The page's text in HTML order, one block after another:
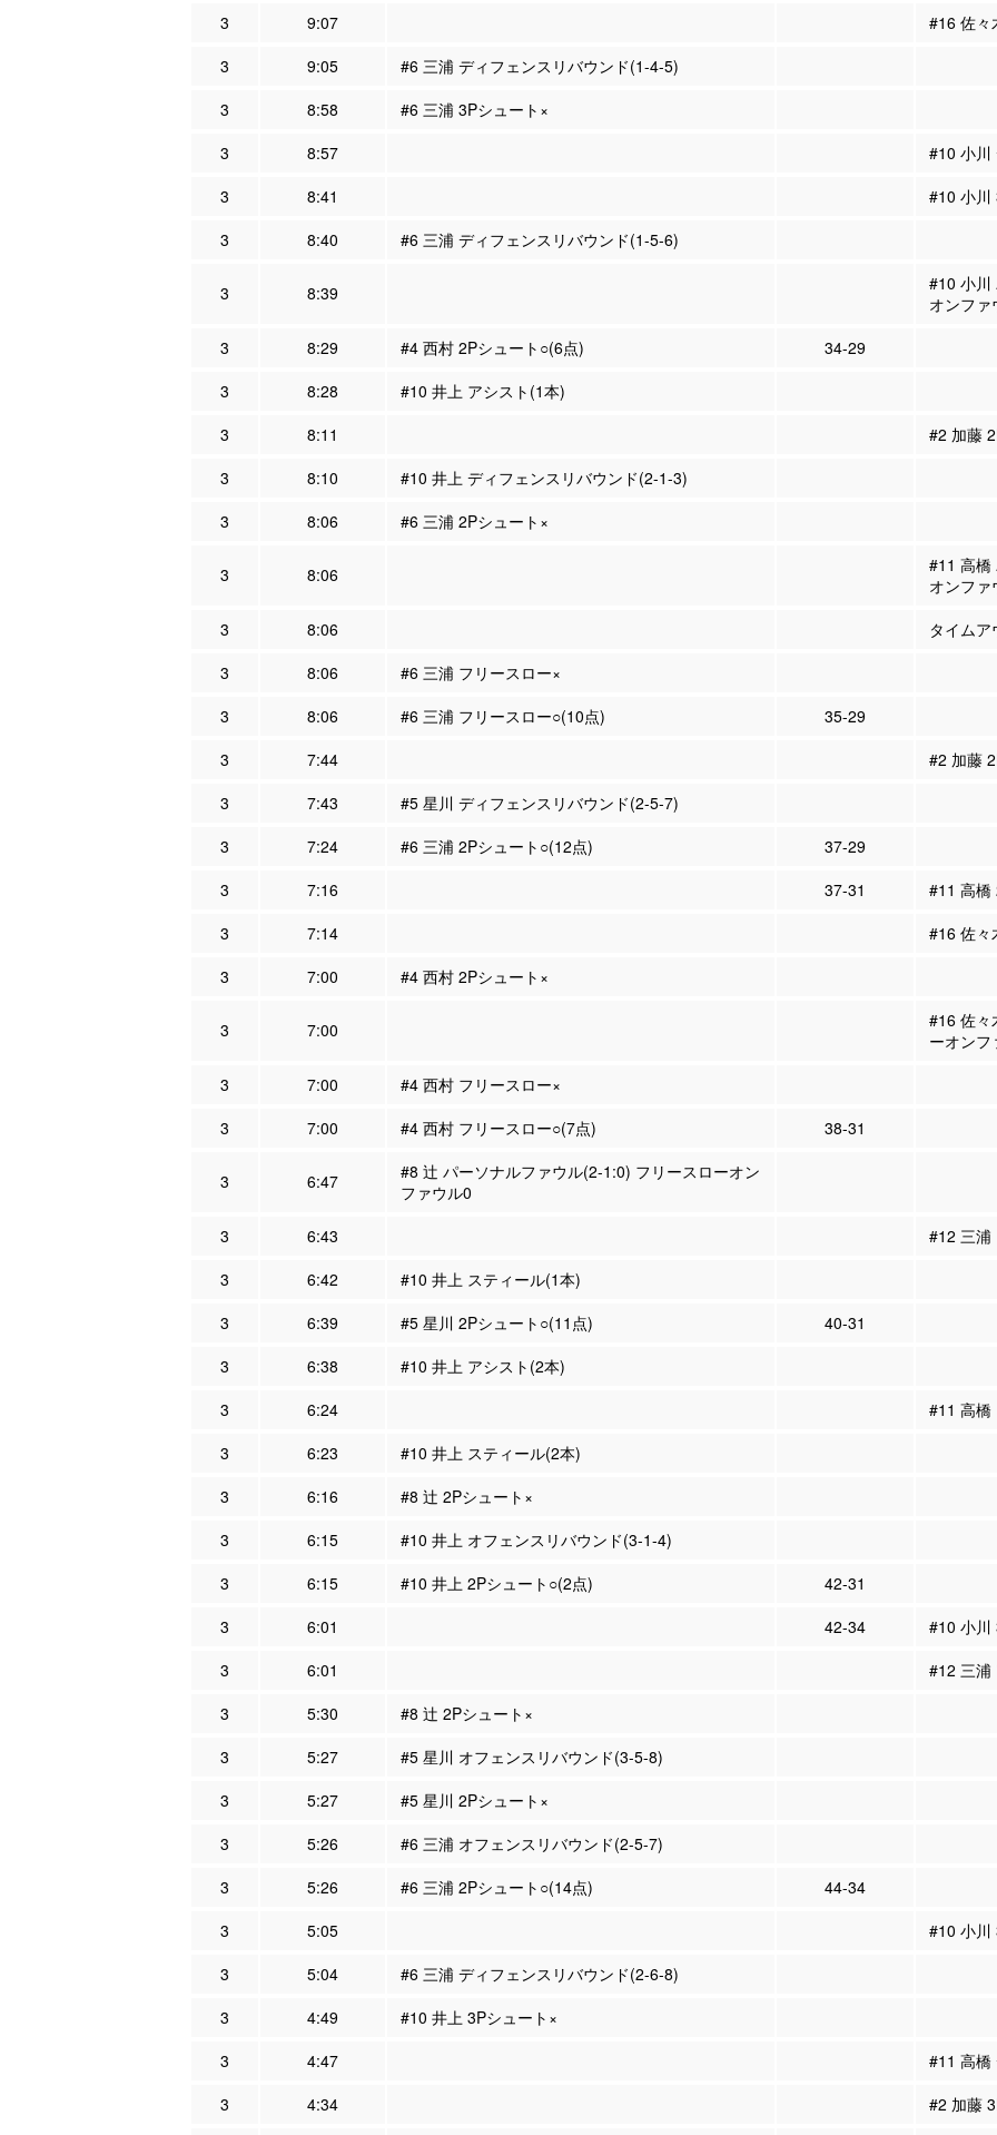
3
9:07
#16 佐々
3
9:05
#6 三浦 ディフェンスリバウンド(1-4-5)
3
8:58
#6 三浦 3Pシュート×
3
8:57
#10 小川
3
8:41
#10 小川
3
8:40 #6 三浦 ディフェンスリバウンド(1-5-6)
3 8:39
#10 小川
オンファ
3
8:29 #4 西村 2Pシュート○(6点)
34-29
3
8:28
#10 井上 アシスト(1本)
3
8:11
#2 加藤
3
8:10
#10 井上 ディフェンスリバウンド(2-1-3)
3
8:06 #6 三浦 2Pシュート×
3 8:06
#11 高橋
オンファ
3
8:06
タイムア
3
8:06
#6 三浦 フリースロー×
3
8:06 #6 三浦 フリースロー○(10点)
35-29
3
7:44
#2 加藤
3
7:43
#5 星川 ディフェンスリバウンド(2-5-7)
3
7:24 #6 三浦 2Pシュート○(12点)
37-29
3
7:16 37-31
#11 高橋
3
7:14
#16 佐々
3
7:00 #4 西村 2Pシュート×
3 7:00
#16 佐々
ーオンフ
3
7:00
#4 西村 フリースロー×
3
7:00 #4 西村 フリースロー○(7点) 38-31
3 6:47
#8 辻 パーソナルファウル(2-1:0) フリースローオン
ファウル0
3
6:43
#12 三浦
3
6:42
#10 井上 スティール(1本)
3
6:39 #5 星川 2Pシュート○(11点)
40-31
3
6:38
#10 井上 アシスト(2本)
3
6:24
#11 高橋
3
6:23
#10 井上 スティール(2本)
3
6:16
#8 辻 2Pシュート×
3
6:15
#10 井上 オフェンスリバウンド(3-1-4)
3
6:15 #10 井上 2Pシュート○(2点)
42-31
3
6:01 42-34
#10 小川
3
6:01
#12 三浦
3
5:30
#8 辻 2Pシュート×
3
5:27
#5 星川 オフェンスリバウンド(3-5-8)
3
5:27
#5 星川 2Pシュート×
3
5:26
#6 三浦 オフェンスリバウンド(2-5-7)
3
5:26 #6 三浦 2Pシュート○(14点)
44-34
3
5:05
#10 小川
3
5:04
#6 三浦 ディフェンスリバウンド(2-6-8)
3
4:49
#10 井上 3Pシュート×
3
4:47
#11 高橋
3
4:34 #2 加藤